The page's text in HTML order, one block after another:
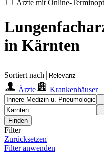
Ärzte mit Online-
in Kärnten
Sortiert nach
Ärzte
Krankenhäuser
Finden
Filter
Zurücksetzen
Filter anwenden